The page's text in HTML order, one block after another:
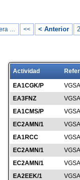
… << < Anterior
Actividad
EA1CGK/P
EA3FNZ
EA1CMS/P
EC2AMN/1
EA1RCC
EC2AMN/1
EC2AMN/1
EA2EEK/1